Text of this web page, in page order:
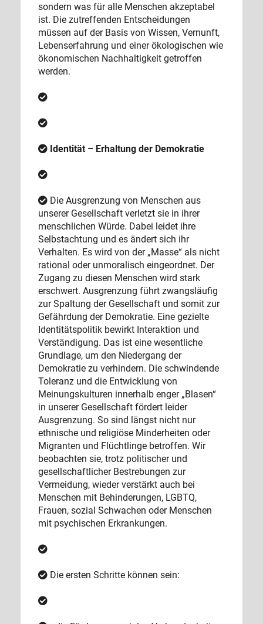
sondern was für alle Menschen akzeptabel
ist. Die zutreffenden Entscheidungen
müssen auf der Basis von Wissen, Vernunft,
Lebenserfahrung und einer ökologischen wie
ökonomischen Nachhaltigkeit getroffen
werden.
Identität – Erhaltung der Demokratie
Die Ausgrenzung von Menschen aus
unserer Gesellschaft verletzt sie in ihrer
menschlichen Würde. Dabei leidet ihre
Selbstachtung und es ändert sich ihr
Verhalten. Es wird von der „Masse“ als nicht
rational oder unmoralisch eingeordnet. Der
Zugang zu diesen Menschen wird stark
erschwert. Ausgrenzung führt zwangsläufig
zur Spaltung der Gesellschaft und somit zur
Gefährdung der Demokratie. Eine gezielte
Identitätspolitik bewirkt Interaktion und
Verständigung. Das ist eine wesentliche
Grundlage, um den Niedergang der
Demokratie zu verhindern. Die schwindende
Toleranz und die Entwicklung von
Meinungskulturen innerhalb enger „Blasen“
in unserer Gesellschaft fördert leider
Ausgrenzung. So sind längst nicht nur
ethnische und religiöse Minderheiten oder
Migranten und Flüchtlinge betroffen. Wir
beobachten sie, trotz politischer und
gesellschaftlicher Bestrebungen zur
Vermeidung, wieder verstärkt auch bei
Menschen mit Behinderungen, LGBTQ,
Frauen, sozial Schwachen oder Menschen
mit psychischen Erkrankungen.
Die ersten Schritte können sein: